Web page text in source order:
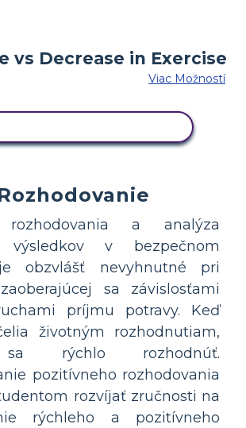
Viac Možností
rozhodovania a analýza
výsledkov v bezpečnom
obzvlášť nevyhnutné pri
sa závislosťami
príjmu potravy. Keď
životným rozhodnutiam,
rýchlo rozhodnúť.
pozitívneho rozhodovania
rozvíjať zručnosti na
rýchleho a pozitívneho